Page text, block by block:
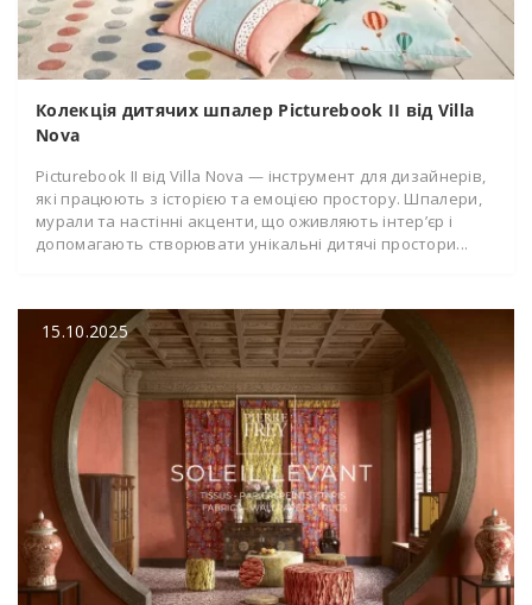
Колекція дитячих шпалер Picturebook II від Villa
Nova
Picturebook II від Villa Nova — інструмент для дизайнерів,
які працюють з історією та емоцією простору. Шпалери,
мурали та настінні акценти, що оживляють інтер’єр і
допомагають створювати унікальні дитячі простори...
15.10.2025